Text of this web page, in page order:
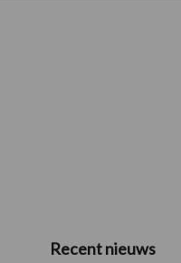
Primaire
Recent nieuws